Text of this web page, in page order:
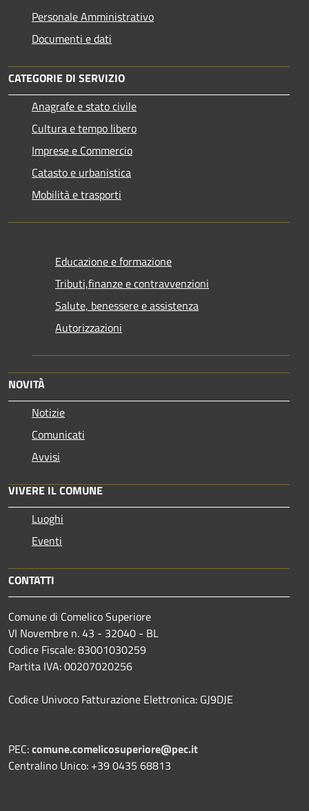
Personale Amministrativo
Documenti e dati
CATEGORIE DI SERVIZIO
Anagrafe e stato civile
Cultura e tempo libero
Imprese e Commercio
Catasto e urbanistica
Mobilità e trasporti
Educazione e formazione
Tributi,finanze e contravvenzioni
Salute, benessere e assistenza
Autorizzazioni
NOVITÀ
Notizie
Comunicati
Avvisi
VIVERE IL COMUNE
Luoghi
Eventi
CONTATTI
Comune di Comelico Superiore
VI Novembre n. 43 - 32040 - BL
Codice Fiscale: 83001030259
Partita IVA: 00207020256
Codice Univoco Fatturazione Elettronica: GJ9DJE
PEC:comune.comelicosuperiore@pec.it
Centralino Unico: +39 0435 68813